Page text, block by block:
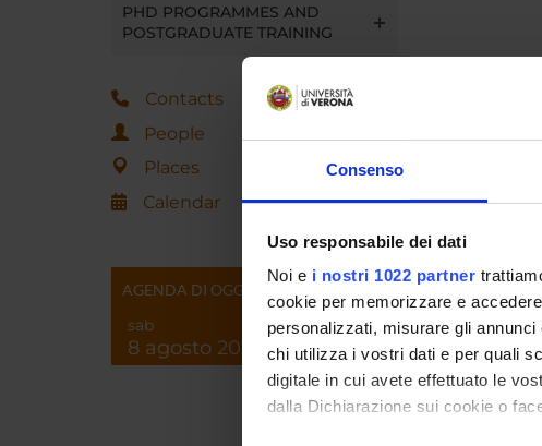
Consenso
Uso responsabile dei dati
Noi e i nostri 1022 partner
cookie per memorizzare e
personalizzati, misurare gli
chi utilizza i vostri dati e per quali
digitale in cui avete effettuato le
dalla Dichiarazione sui cookie o
PHD PROGRAMMES AND
POSTGRADUATE TRAINING
Contacts
People
Places
Calendar
AGENDA DI OGGI
sab
8 agosto 2026